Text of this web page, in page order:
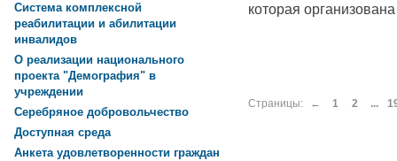
которая
Страницы: ← 1 2 ...
Система комплексной
реабилитации и абилитации
инвалидов
О реализации национального
проекта "Демография" в
учреждении
Серебряное добровольчество
Доступная среда
Анкета удовлетворенности граждан